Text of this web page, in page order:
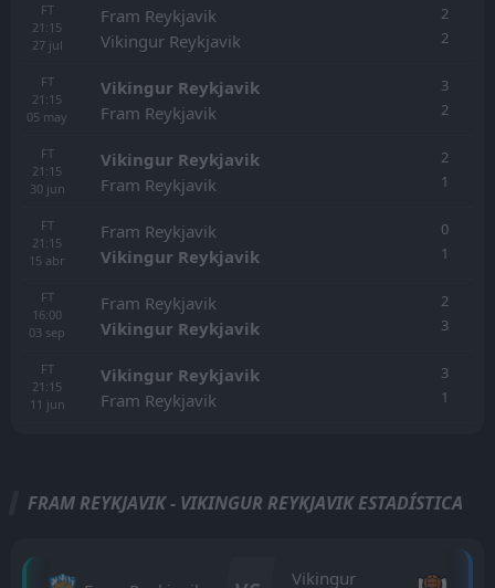
FT
21:15
27 jul
Fram Reykjavik
Vikingur Reykjavik
2
2
FT
21:15
05 may
Vikingur Reykjavik
Fram Reykjavik
3
2
FT
21:15
30 jun
Vikingur Reykjavik
Fram Reykjavik
2
1
FT
21:15
15 abr
Fram Reykjavik
Vikingur Reykjavik
0
1
FT
16:00
03 sep
Fram Reykjavik
Vikingur Reykjavik
2
3
FT
21:15
11 jun
Vikingur Reykjavik
Fram Reykjavik
3
1
FRAM REYKJAVIK - VIKINGUR REYKJAVIK ESTADÍSTICA
Vikingur